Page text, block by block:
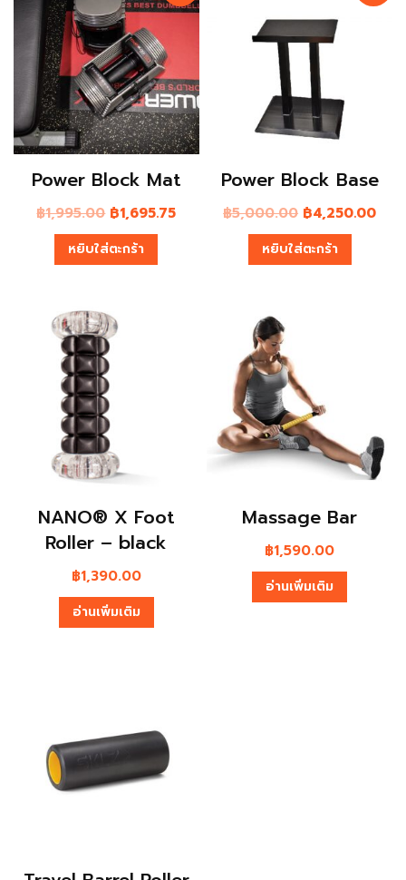
Power Block Mat
฿1,995.00 ฿1,695.75
หยิบใส่ตะกร้า
Power Block Base
฿5,000.00 ฿4,250.00
หยิบใส่ตะกร้า
NANO® X Foot
Roller – black
฿1,390.00
อ่านเพิ่มเติม
Massage Bar
฿1,590.00
อ่านเพิ่มเติม